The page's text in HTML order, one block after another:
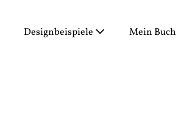
Designbeispiele Mein Buch